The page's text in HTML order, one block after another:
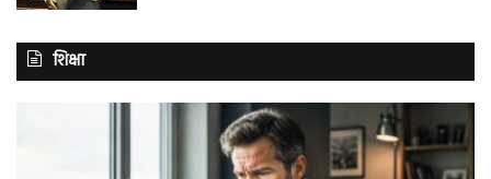
शिक्षा